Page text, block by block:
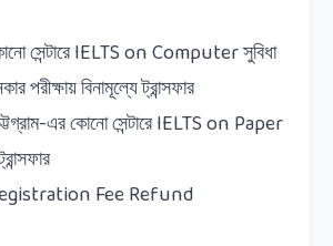
সেন্টারে IELTS on Computer সুবিধা
পরীক্ষায় বিনামূল্যে ট্রান্সফার
এর কোনো সেন্টারে IELTS on Paper
Fee Refund